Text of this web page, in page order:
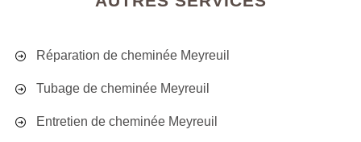
Réparation de cheminée Meyreuil
Tubage de cheminée Meyreuil
Entretien de cheminée Meyreuil